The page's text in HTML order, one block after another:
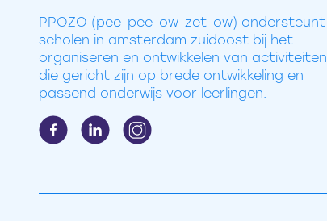
PPOZO (pee-pee-ow-zet-ow) ondersteunt
scholen in amsterdam zuidoost bij het
organiseren en ontwikkelen van activiteiten
die gericht zijn op brede ontwikkeling en
passend onderwijs voor leerlingen.